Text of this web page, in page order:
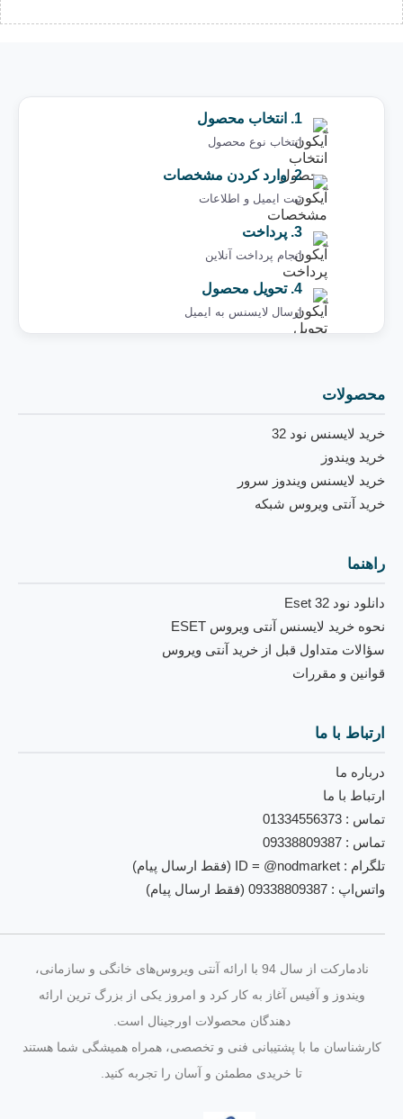
1. انتخاب محصول
انتخاب نوع محصول
2. وارد کردن مشخصات
ثبت ایمیل و اطلاعات
3. پرداخت
انجام پرداخت آنلاین
4. تحویل محصول
ارسال لایسنس به ایمیل ‌
محصولات
خرید لایسنس نود 32
خرید ویندوز
خرید لایسنس ویندوز سرور
خرید آنتی ویروس شبکه
راهنما
دانلود نود 32 Eset
نحوه خرید لایسنس آنتی ویروس ESET
سؤالات متداول قبل از خرید آنتی ویروس
قوانین و مقررات
ارتباط با ما
درباره ما
ارتباط با ما
تماس : 01334556373
تماس : 09338809387
تلگرام : ID = @nodmarket (فقط ارسال پیام)
واتس‌اپ : 09338809387 (فقط ارسال پیام)
نادمارکت از سال 94 با ارائه آنتی‌ ویروس‌های خانگی و سازمانی،
ویندوز و آفیس آغاز به کار کرد و امروز یکی از بزرگ‌ ترین ارائه‌
دهندگان محصولات اورجینال است.
کارشناسان ما با پشتیبانی فنی و تخصصی، همراه همیشگی شما هستند
تا خریدی مطمئن و آسان را تجربه کنید.